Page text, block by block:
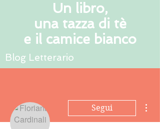
Un libro,
una tazza di tè
e il camice bianco
Blog Letterario
Segui